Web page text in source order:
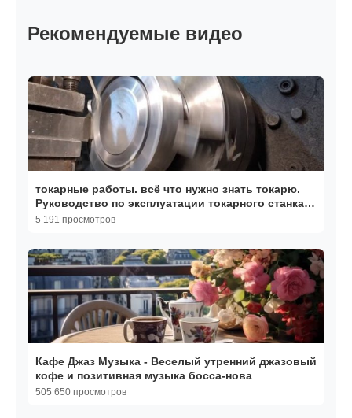
Рекомендуемые видео
токарные работы. всё что нужно знать токарю.
Руководство по эксплуатации токарного станка.
ужасы
5 191 просмотров
Кафе Джаз Музыка - Веселый утренний джазовый
кофе и позитивная музыка босса-нова
505 650 просмотров